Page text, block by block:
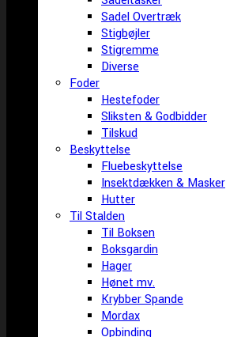
Sadel Overtræk
Stigbøjler
Stigremme
Diverse
Foder
Hestefoder
Sliksten & Godbidder
Tilskud
Beskyttelse
Fluebeskyttelse
Insektdækken & Masker
Hutter
Til Stalden
Til Boksen
Boksgardin
Hager
Hønet mv.
Krybber Spande
Mordax
Opbinding